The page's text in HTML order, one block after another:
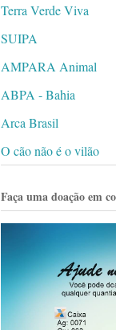
Terra Verde Viva
SUIPA
AMPARA Animal
ABPA - Bahia
Arca Brasil
O cão não é o vilão
Faça uma doação em